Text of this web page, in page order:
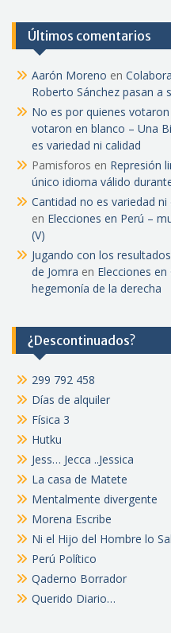
Últimos comentarios
Aarón Moreno en
Roberto Sánchez pasan a
No es por quienes
votaron en blanco – Una
es variedad ni calidad
Pamisforos en Represión
único idioma válido
Cantidad no es variedad
en Elecciones en Perú –
(V)
Jugando con los
de Jomra en Elecciones
hegemonía de la derecha
¿Descontinuados?
299 792 458
Días de alquiler
Física 3
Hutku
Jess… Jecca ..Jessica
La casa de Matete
Mentalmente divergente
Morena Escribe
Ni el Hijo del Hombre lo
Perú Político
Qaderno Borrador
Querido Diario…